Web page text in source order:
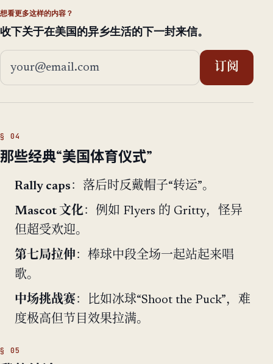
想看更多这样的内容？
收下关于在美国的异乡生活的下一封来信。
邮箱地址
订阅
那些经典“美国体育仪式”
Rally caps ：落后时反戴帽子“转运”。
Mascot 文化：例如 Flyers 的 Gritty，怪异
但超受欢迎。
第七局拉伸 ：棒球中段全场一起站起来唱
歌。
中场挑战赛：比如冰球“Shoot the Puck”，难
度极高但节目效果拉满。